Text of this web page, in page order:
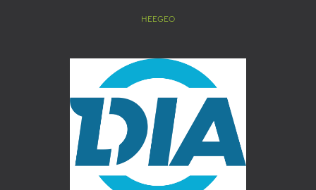
HEEGEO